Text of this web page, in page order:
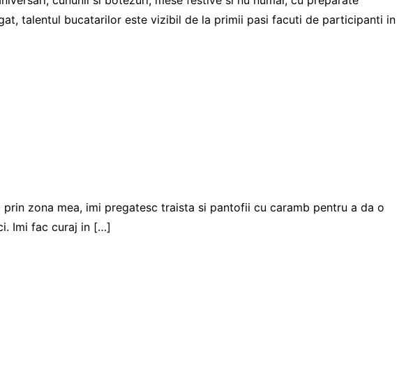
talentul bucatarilor este vizibil de la primii pasi facuti de participanti in
zona mea, imi pregatesc traista si pantofii cu caramb pentru a da o
Imi fac curaj in […]